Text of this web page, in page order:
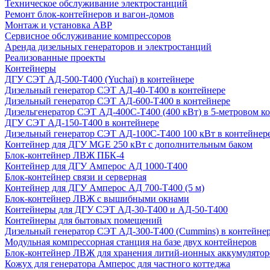
Техническое обслуживание электростанций
Ремонт блок-контейнеров и вагон-домов
Монтаж и установка АВР
Сервисное обслуживание компрессоров
Аренда дизельных генераторов и электростанций
Реализованные проекты
Контейнеры
ДГУ СЭТ АД-500-Т400 (Yuchai) в контейнере
Дизельный генератор СЭТ АД-40-Т400 в контейнере
Дизельный генератор СЭТ АД-600-Т400 в контейнере
Дизельгенератор СЭТ АД-400С-Т400 (400 кВт) в 5-метровом
ДГУ СЭТ АД-150-Т400 в контейнере
Дизельный генератор СЭТ АД-100С-Т400 100 кВт в
Контейнер для ДГУ MGE 250 кВт с дополнительным баком
Блок-контейнер ЛВЖ ПБК-4
Контейнер для ДГУ Амперос АД 1000-Т400
Блок-контейнер связи и серверная
Контейнер для ДГУ Амперос АД 700-Т400 (5 м)
Блок-контейнер ЛВЖ с вышибными окнами
Контейнеры для ДГУ СЭТ АД-30-Т400 и АД-50-Т400
Контейнеры для бытовых помещений
Дизельный генератор СЭТ АД-300-Т400 (Cummins) в
Модульная компрессорная станция на базе двух контейнеров
Блок-контейнер ЛВЖ для хранения литий-ионных
Кожух для генератора Амперос для частного коттеджа